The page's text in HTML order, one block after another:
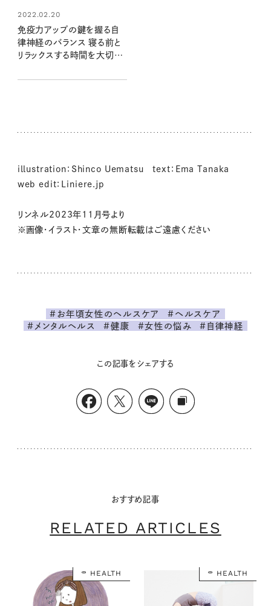
2022.02.20
免疫力アップの鍵を握る自
律神経のバランス 寝る前と
リラックスする時間を大切
illustration：Shinco Uematsu text：Ema Tanaka
web edit：Liniere.jp
リンネル2023年11月号より
※画像・イラスト・文章の無断転載はご遠慮ください
#お年頃女性のヘルスケア
#ヘルスケア
#メンタルヘルス
#健康 #女性の悩み #自律神経
この記事をシェアする
おすすめ記事
RELATED ARTICLES
HEALTH HEALTH